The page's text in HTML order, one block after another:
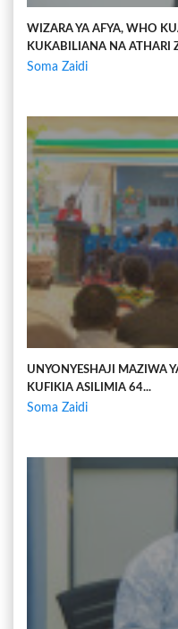
WIZARA YA AFYA, WHO
KUKABILIANA NA ATHARI
Soma Zaidi
UNYONYESHAJI MAZIWA
KUFIKIA ASILIMIA 64...
Soma Zaidi